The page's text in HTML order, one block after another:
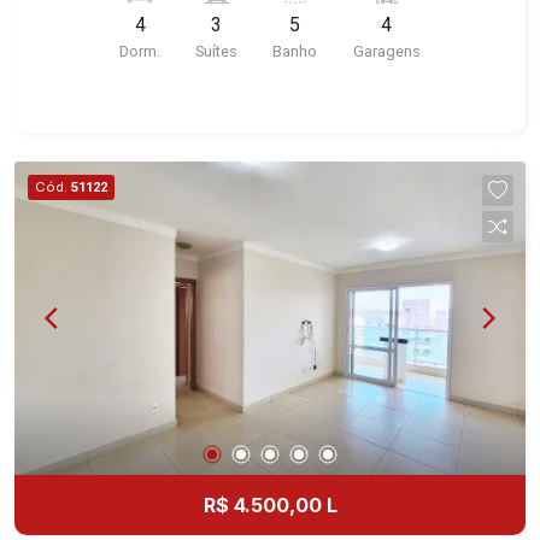
imóvel que a Martinelli Imobiliária selecionou
para você: - 411m² de área terreno e 215m² de
planejadas - Quintal - Churrasqueira - Corredor
lateral - Jardim - 4 vagas Martinelli Imobiliária -
excelência absoluta no mercado imobiliário de
Ribeirão Preto. Referência em imóveis de alto
padrão, somos especialistas na venda e locação
de casas térreas, sobrados e terrenos nos mais
desejados condomínios da Zona Sul, conhecidos
por sua segurança, infraestrutura completa e
qualidade de vida incomparável. Atuamos nos
empreendimentos de maior prestígio da região,
incluindo: Reserva Santa Luisa, Buganville, Jardim
Olhos D`Água, Borda do Parque, Borda da Mata,
Bela Vista, Terras Alpha, Alphaville I, II e III,
4
Dorm.
3
Suítes
5
Banho
4
Garagens
Cód. 51122
R$ 4.500,00 L